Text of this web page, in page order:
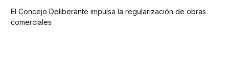
El Concejo Deliberante impulsa la regularización de obras
comerciales